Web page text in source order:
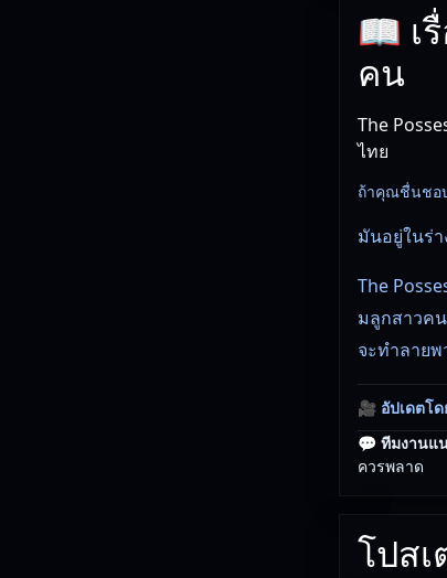
📖 เ
คน
The
ไทย
ถ้าคุณชื่นชอ
มันอยู่ในร่
The
มลูกสาวค
จะทำลาย
🎥 อัปเดตโ
💬 ทีมงานแ
ควรพลาด
โปส